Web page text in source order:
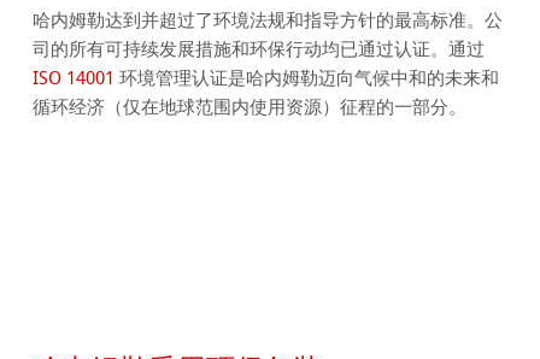
哈内姆勒达到并超过了环境法规和指导方针的最高标准。公
司的所有可持续发展措施和环保行动均已通过认证。通过
ISO 14001 环境管理认证是哈内姆勒迈向气候中和的未来和
循环经济（仅在地球范围内使用资源）征程的一部分。